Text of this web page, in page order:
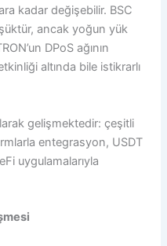
kadar değişebilir. BSC
ancak yoğun yük
DPoS ağının
altında bile istikrarlı
gelişmektedir: çeşitli
entegrasyon, USDT
uygulamalarıyla